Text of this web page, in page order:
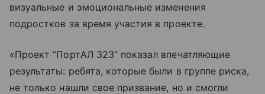
визуальные и эмоциональные изменения
подростков за время участия в проекте.
«Проект “ПортАЛ 323” показал впечатляющие
результаты: ребята, которые были в группе риска,
не только нашли свое призвание, но и смогли